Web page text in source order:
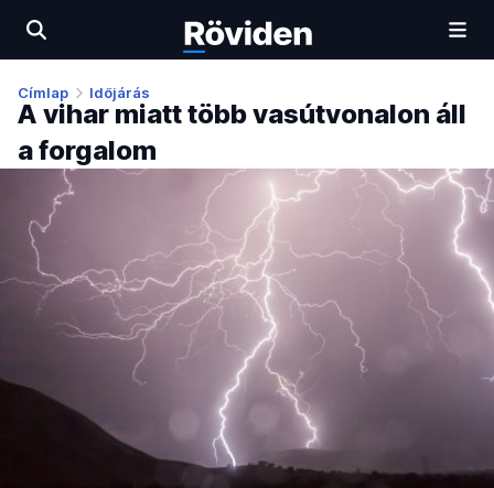
Címlap Időjárás
A vihar miatt több vasútvonalon áll
a forgalom